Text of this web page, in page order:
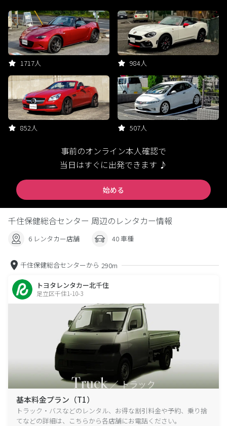
1717人 984人
852人 507人
事前のオンライン本人確認で
当日はすぐに出発できます ♪
始める
千住保健総合センター 周辺のレンタカー情報
6 レンタカー店舗 40 車種
千住保健総合センターから 290m
トヨタレンタカー北千住
足立区千住1-10-3
基本料金プラン（T1）
トラック・バスなどのレンタル、お得な割引料金や予約、乗り捨
てなどの詳細は、こちらから各店舗にお電話ください。